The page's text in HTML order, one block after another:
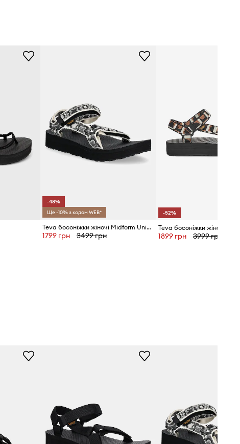
-48%
Ще -10% з кодом WEB*
Teva босоніжки жіночі Midform Universal
1799 грн 3499 грн
-52%
1899 грн 3999 грн